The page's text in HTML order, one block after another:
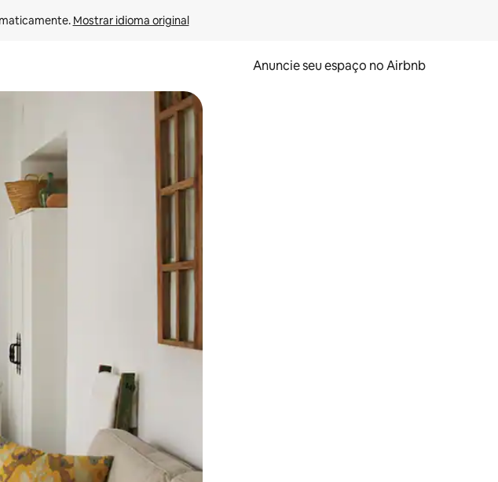
Mostrar idioma original
Anuncie seu espaço no Airbnb
do teclado ou tocando e deslizando o dedo na tela.